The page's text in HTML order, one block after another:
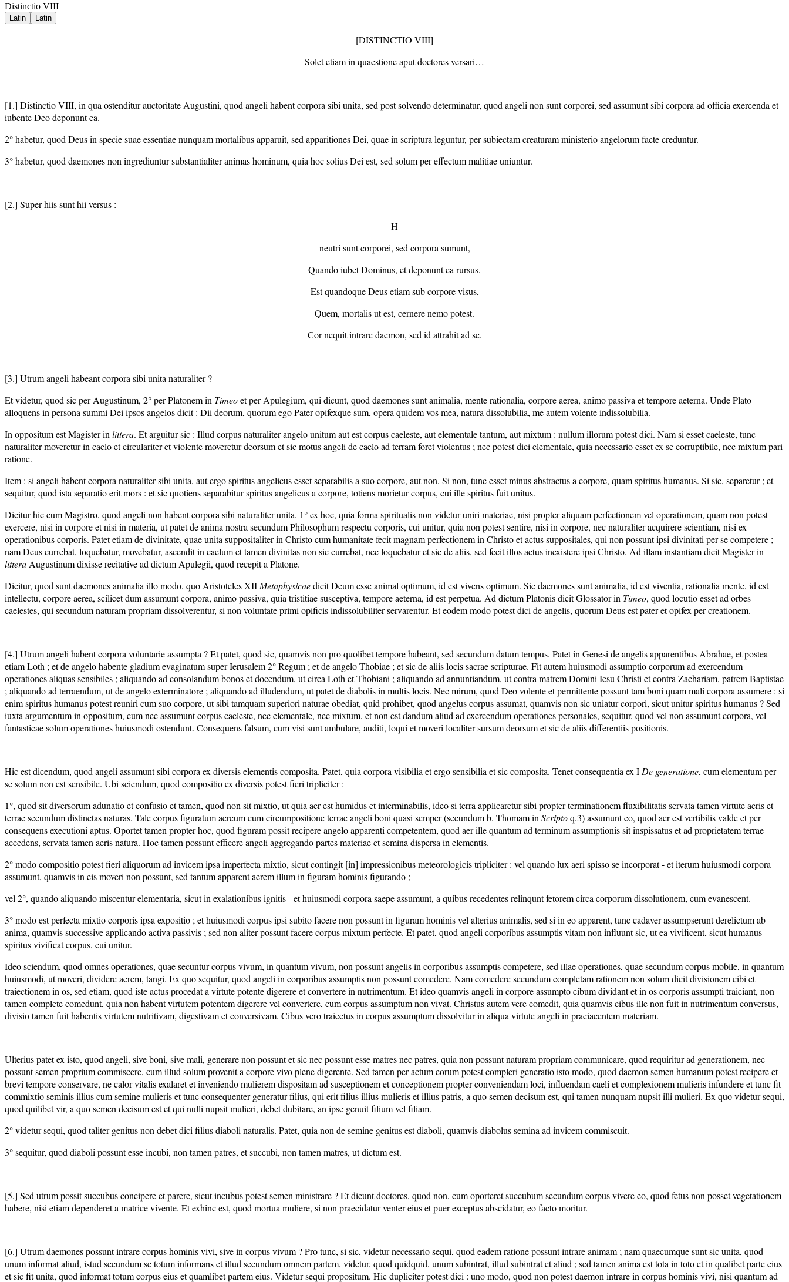
Distinctio VIII
Latin Latin
[DISTINCTIO VIII]
Solet etiam in quaestione aput doctores versari…
[1.] Distinctio VIII, in qua ostenditur auctoritate Augustini, quod angeli habent corpora sibi unita, sed post solvendo determinatur, quod angeli non sunt corporei, sed assumunt sibi corpora ad officia exercenda et
iubente Deo deponunt ea.
2° habetur, quod Deus in specie suae essentiae nunquam mortalibus apparuit, sed apparitiones Dei, quae in scriptura leguntur, per subiectam creaturam ministerio angelorum facte creduntur.
3° habetur, quod daemones non ingrediuntur substantialiter animas hominum, quia hoc solius Dei est, sed solum per effectum malitiae uniuntur.
[2.] Super hiis sunt hii versus :
H
neutri sunt corporei, sed corpora sumunt,
Quando iubet Dominus, et deponunt ea rursus.
Est quandoque Deus etiam sub corpore visus,
Quem, mortalis ut est, cernere nemo potest.
Cor nequit intrare daemon, sed id attrahit ad se.
[3.] Utrum angeli habeant corpora sibi unita naturaliter ?
Et videtur, quod sic per Augustinum, 2° per Platonem in Timeoet per Apulegium, qui dicunt, quod daemones sunt animalia, mente rationalia, corpore aerea, animo passiva et tempore aeterna. Unde Plato
alloquens in persona summi Dei ipsos angelos dicit : Dii deorum, quorum ego Pater opifexque sum, opera quidem vos mea, natura dissolubilia, me autem volente indissolubilia.
In oppositum est Magister in littera. Et arguitur sic : Illud corpus naturaliter angelo unitum aut est corpus caeleste, aut elementale tantum, aut mixtum : nullum illorum potest dici. Nam si esset caeleste, tunc
naturaliter moveretur in caelo et circulariter et violente moveretur deorsum et sic motus angeli de caelo ad terram foret violentus ; nec potest dici elementale, quia necessario esset ex se corruptibile, nec mixtum pari
ratione.
Item : si angeli habent corpora naturaliter sibi unita, aut ergo spiritus angelicus esset separabilis a suo corpore, aut non. Si non, tunc esset minus abstractus a corpore, quam spiritus humanus. Si sic, separetur ; et
sequitur, quod ista separatio erit mors : et sic quotiens separabitur spiritus angelicus a corpore, totiens morietur corpus, cui ille spiritus fuit unitus.
Dicitur hic cum Magistro, quod angeli non habent corpora sibi naturaliter unita. 1° ex hoc, quia forma spiritualis non videtur uniri materiae, nisi propter aliquam perfectionem vel operationem, quam non potest
exercere, nisi in corpore et nisi in materia, ut patet de anima nostra secundum Philosophum respectu corporis, cui unitur, quia non potest sentire, nisi in corpore, nec naturaliter acquirere scientiam, nisi ex
operationibus corporis. Patet etiam de divinitate, quae unita suppositaliter in Christo cum humanitate fecit magnam perfectionem in Christo et actus suppositales, qui non possunt ipsi divinitati per se competere ;
nam Deus currebat, loquebatur, movebatur, ascendit in caelum et tamen divinitas non sic currebat, nec loquebatur et sic de aliis, sed fecit illos actus inexistere ipsi Christo. Ad illam instantiam dicit Magister in
littera Augustinum dixisse recitative ad dictum Apulegii, quod recepit a Platone.
Dicitur, quod sunt daemones animalia illo modo, quo Aristoteles XII Metaphysicaedicit Deum esse animal optimum, id est vivens optimum. Sic daemones sunt animalia, id est viventia, rationalia mente, id est
intellectu, corpore aerea, scilicet dum assumunt corpora, animo passiva, quia tristitiae susceptiva, tempore aeterna, id est perpetua. Ad dictum Platonis dicit Glossator in Timeo, quod locutio esset ad orbes
caelestes, qui secundum naturam propriam dissolverentur, si non voluntate primi opificis indissolubiliter servarentur. Et eodem modo potest dici de angelis, quorum Deus est pater et opifex per creationem.
[4.] Utrum angeli habent corpora voluntarie assumpta ? Et patet, quod sic, quamvis non pro quolibet tempore habeant, sed secundum datum tempus. Patet in Genesi de angelis apparentibus Abrahae, et postea
etiam Loth ; et de angelo habente gladium evaginatum super Ierusalem 2° Regum ; et de angelo Thobiae ; et sic de aliis locis sacrae scripturae. Fit autem huiusmodi assumptio corporum ad exercendum
operationes aliquas sensibiles ; aliquando ad consolandum bonos et docendum, ut circa Loth et Thobiani ; aliquando ad annuntiandum, ut contra matrem Domini Iesu Christi et contra Zachariam, patrem Baptistae
; aliquando ad terraendum, ut de angelo exterminatore ; aliquando ad illudendum, ut patet de diabolis in multis locis. Nec mirum, quod Deo volente et permittente possunt tam boni quam mali corpora assumere : si
enim spiritus humanus potest reuniri cum suo corpore, ut sibi tamquam superiori naturae obediat, quid prohibet, quod angelus corpus assumat, quamvis non sic uniatur corpori, sicut unitur spiritus humanus ? Sed
iuxta argumentum in oppositum, cum nec assumunt corpus caeleste, nec elementale, nec mixtum, et non est dandum aliud ad exercendum operationes personales, sequitur, quod vel non assumunt corpora, vel
fantasticae solum operationes huiusmodi ostendunt. Consequens falsum, cum visi sunt ambulare, auditi, loqui et moveri localiter sursum deorsum et sic de aliis differentiis positionis.
Hic est dicendum, quod angeli assumunt sibi corpora ex diversis elementis composita. Patet, quia corpora visibilia et ergo sensibilia et sic composita. Tenet consequentia ex I De generatione, cum elementum per
se solum non est sensibile. Ubi sciendum, quod compositio ex diversis potest fieri tripliciter :
1°, quod sit diversorum adunatio et confusio et tamen, quod non sit mixtio, ut quia aer est humidus et interminabilis, ideo si terra applicaretur sibi propter terminationem fluxibilitatis servata tamen virtute aeris et
terrae secundum distinctas naturas. Tale corpus figuratum aereum cum circumpositione terrae angeli boni quasi semper (secundum b. Thomam in Scriptoq.3) assumunt eo, quod aer est vertibilis valde et per
consequens executioni aptus. Oportet tamen propter hoc, quod figuram possit recipere angelo apparenti competentem, quod aer ille quantum ad terminum assumptionis sit inspissatus et ad proprietatem terrae
accedens, servata tamen aeris natura. Hoc tamen possunt efficere angeli aggregando partes materiae et semina dispersa in elementis.
2° modo compositio potest fieri aliquorum ad invicem ipsa imperfecta mixtio, sicut contingit [in] impressionibus meteorologicis tripliciter : vel quando lux aeri spisso se incorporat - et iterum huiusmodi corpora
assumunt, quamvis in eis moveri non possunt, sed tantum apparent aerem illum in figuram hominis figurando ;
vel 2°, quando aliquando miscentur elementaria, sicut in exalationibus ignitis - et huiusmodi corpora saepe assumunt, a quibus recedentes relinqunt fetorem circa corporum dissolutionem, cum evanescent.
3° modo est perfecta mixtio corporis ipsa expositio ; et huiusmodi corpus ipsi subito facere non possunt in figuram hominis vel alterius animalis, sed si in eo apparent, tunc cadaver assumpserunt derelictum ab
anima, quamvis successive applicando activa passivis ; sed non aliter possunt facere corpus mixtum perfecte. Et patet, quod angeli corporibus assumptis vitam non influunt sic, ut ea vivificent, sicut humanus
spiritus vivificat corpus, cui unitur.
Ideo sciendum, quod omnes operationes, quae secuntur corpus vivum, in quantum vivum, non possunt angelis in corporibus assumptis competere, sed illae operationes, quae secundum corpus mobile, in quantum
huiusmodi, ut moveri, dividere aerem, tangi. Ex quo sequitur, quod angeli in corporibus assumptis non possunt comedere. Nam comedere secundum completam rationem non solum dicit divisionem cibi et
traiectionem in os, sed etiam, quod iste actus procedat a virtute potente digerere et convertere in nutrimentum. Et ideo quamvis angeli in corpore assumpto cibum dividant et in os corporis assumpti traiciant, non
tamen complete comedunt, quia non habent virtutem potentem digerere vel convertere, cum corpus assumptum non vivat. Christus autem vere comedit, quia quamvis cibus ille non fuit in nutrimentum conversus,
divisio tamen fuit habentis virtutem nutritivam, digestivam et conversivam. Cibus vero traiectus in corpus assumptum dissolvitur in aliqua virtute angeli in praeiacentem materiam.
Ulterius patet ex isto, quod angeli, sive boni, sive mali, generare non possunt et sic nec possunt esse matres nec patres, quia non possunt naturam propriam communicare, quod requiritur ad generationem, nec
possunt semen proprium commiscere, cum illud solum provenit a corpore vivo plene digerente. Sed tamen per actum eorum potest compleri generatio isto modo, quod daemon semen humanum potest recipere et
brevi tempore conservare, ne calor vitalis exalaret et inveniendo mulierem dispositam ad susceptionem et conceptionem propter conveniendam loci, influendam caeli et complexionem mulieris infundere et tunc fit
commixtio seminis illius cum semine mulieris et tunc consequenter generatur filius, qui erit filius illius mulieris et illius patris, a quo semen decisum est, qui tamen nunquam nupsit illi mulieri. Ex quo videtur sequi,
quod quilibet vir, a quo semen decisum est et qui nulli nupsit mulieri, debet dubitare, an ipse genuit filium vel filiam.
2° videtur sequi, quod taliter genitus non debet dici filius diaboli naturalis. Patet, quia non de semine genitus est diaboli, quamvis diabolus semina ad invicem commiscuit.
3° sequitur, quod diaboli possunt esse incubi, non tamen patres, et succubi, non tamen matres, ut dictum est.
[5.] Sed utrum possit succubus concipere et parere, sicut incubus potest semen ministrare ? Et dicunt doctores, quod non, cum oporteret succubum secundum corpus vivere eo, quod fetus non posset vegetationem
habere, nisi etiam dependeret a matrice vivente. Et exhinc est, quod mortua muliere, si non praecidatur venter eius et puer exceptus abscidatur, eo facto moritur.
[6.] Utrum daemones possunt intrare corpus hominis vivi, sive in corpus vivum ? Pro tunc, si sic, videtur necessario sequi, quod eadem ratione possunt intrare animam ; nam quaecumque sunt sic unita, quod
unum informat aliud, istud secundum se totum informans et illud secundum omnem partem, videtur, quod quidquid, unum subintrat, illud subintrat et aliud ; sed tamen anima est tota in toto et in qualibet parte eius
et sic fit unita, quod informat totum corpus eius et quamlibet partem eius. Videtur sequi propositum. Hic dupliciter potest dici : uno modo, quod non potest daemon intrare in corpus hominis vivi, nisi quantum ad